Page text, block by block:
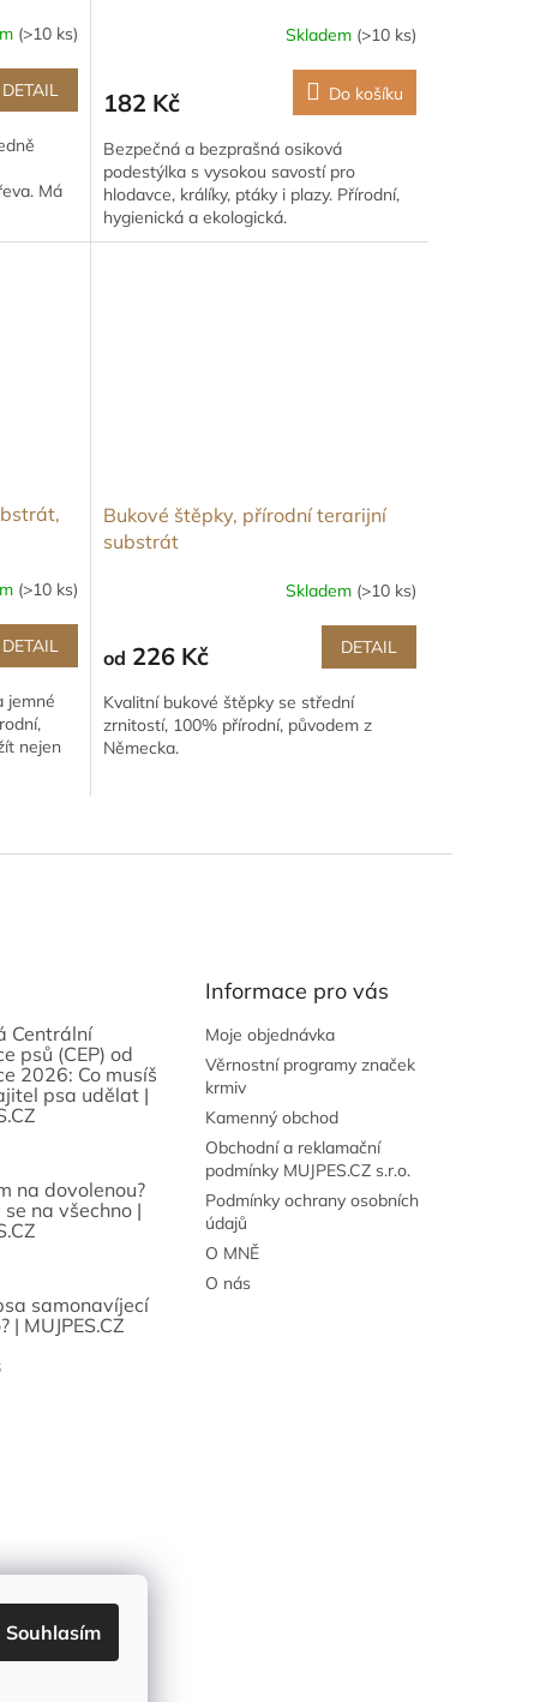
Souhlasím
(>10 ks)
DETAIL
Má
Skladem (>10 ks)
182 Kč Do košíku
Bezpečná a bezprašná osiková
podestýlka s vysokou savostí pro
hlodavce, králíky, ptáky i plazy. Přírodní,
hygienická a ekologická.
(>10 ks)
DETAIL
jemné
nejen
Bukové štěpky, přírodní terarijní
substrát
Skladem (>10 ks)
od 226 Kč DETAIL
Kvalitní bukové štěpky se střední
zrnitostí, 100% přírodní, původem z
Německa.
Centrální
psů (CEP) od
2026: Co musíš
psa udělat |
na dovolenou?
na všechno |
samonavíjecí
| MUJPES.CZ
Informace pro vás
Moje objednávka
Věrnostní programy značek
krmiv
Kamenný obchod
Obchodní a reklamační
podmínky MUJPES.CZ s.r.o.
Podmínky ochrany osobních
údajů
O MNĚ
O nás